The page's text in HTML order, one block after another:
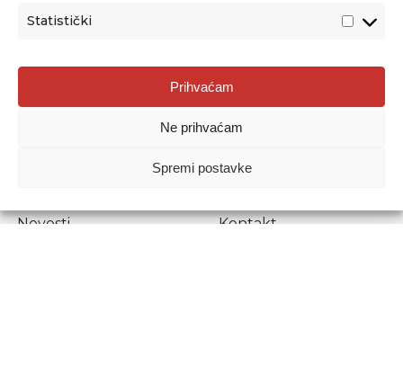
Statistički
Prihvaćam
Ne prihvaćam
Spremi postavke
Agencija za odgoj i obrazovanje
Donje Svetice 38, 10000 Zagreb
1778129
Prenošenje sadržaja dopušteno je uz navođenje izvora.
Novosti
Kontakt